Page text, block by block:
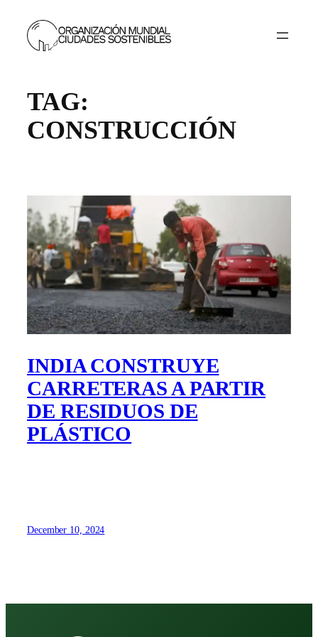
content
TAG:
CONSTRUCCIÓN
INDIA CONSTRUYE
CARRETERAS A PARTIR
DE RESIDUOS DE
PLÁSTICO
December 10, 2024